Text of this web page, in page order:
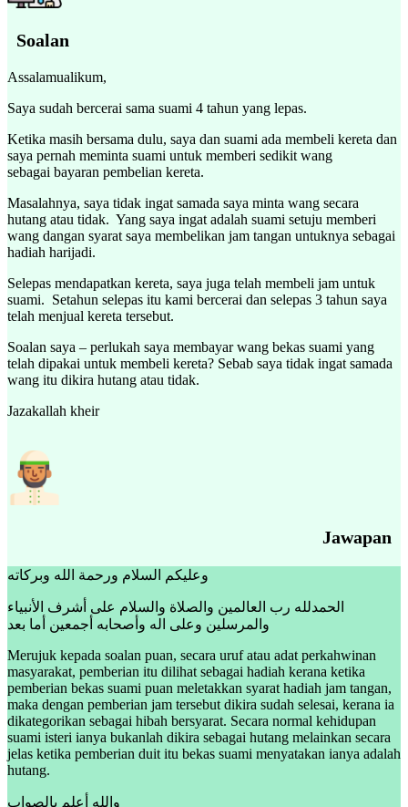
Soalan
Assalamualikum,
Saya sudah bercerai sama suami 4 tahun yang lepas.
Ketika masih bersama dulu, saya dan suami ada membeli kereta dan
saya pernah meminta suami untuk memberi sedikit wang
sebagai bayaran pembelian kereta.
Masalahnya, saya tidak ingat samada saya minta wang secara
hutang atau tidak. Yang saya ingat adalah suami setuju memberi
wang dangan syarat saya membelikan jam tangan untuknya sebagai
hadiah harijadi.
Selepas mendapatkan kereta, saya juga telah membeli jam untuk
suami. Setahun selepas itu kami bercerai dan selepas 3 tahun saya
telah menjual kereta tersebut.
Soalan saya – perlukah saya membayar wang bekas suami yang
telah dipakai untuk membeli kereta? Sebab saya tidak ingat samada
wang itu dikira hutang atau tidak.
Jazakallah kheir
Jawapan
وعليكم السلام ورحمة الله وبركاته
الحمدلله رب العالمين والصلاة والسلام على أشرف الأنبياء
والمرسلين وعلى اله وأصحابه أجمعين أما بعد
Merujuk kepada soalan puan, secara uruf atau adat perkahwinan
masyarakat, pemberian itu dilihat sebagai hadiah kerana ketika
pemberian bekas suami puan meletakkan syarat hadiah jam tangan,
maka dengan pemberian jam tersebut dikira sudah selesai, kerana ia
dikategorikan sebagai hibah bersyarat. Secara normal kehidupan
suami isteri ianya bukanlah dikira sebagai hutang melainkan secara
jelas ketika pemberian duit itu bekas suami menyatakan ianya adalah
hutang.
والله أعلم بالصواب